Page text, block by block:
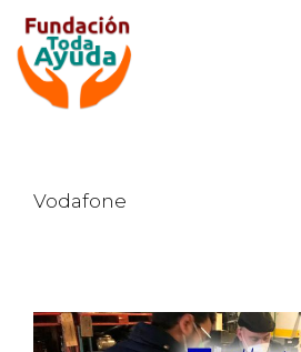
Vodafone